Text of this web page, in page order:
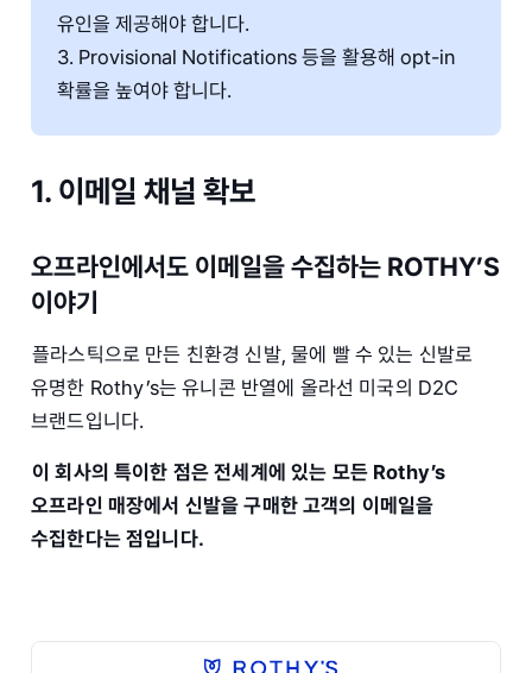
유인을 제공해야 합니다.
3. Provisional Notifications 등을 활용해 opt-in
확률을 높여야 합니다.
1. 이메일 채널 확보
오프라인에서도 이메일을 수집하는 ROTHY’S
이야기
플라스틱으로 만든 친환경 신발, 물에 빨 수 있는 신발로
유명한 Rothy’s는 유니콘 반열에 올라선 미국의 D2C
브랜드입니다.
이 회사의 특이한 점은 전세계에 있는 모든 Rothy’s
오프라인 매장에서 신발을 구매한 고객의 이메일을
수집한다는 점입니다.